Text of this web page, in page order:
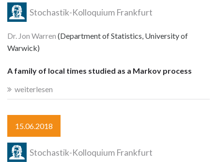
Stochastik-Kolloquium Frankfurt
Dr. Jon Warren (Department of Statistics, University of
Warwick)
A family of local times studied as a Markov process
weiterlesen
15.06.2018
Stochastik-Kolloquium Frankfurt